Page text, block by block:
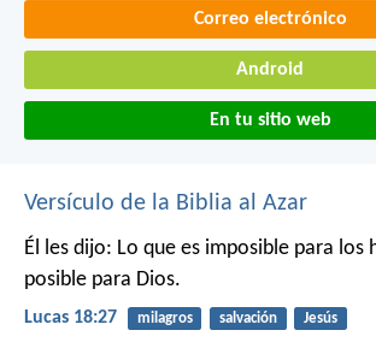
Correo electrónico
Android
En tu sitio web
Versículo de la Biblia al Azar
Él les dijo: Lo que es imposible para los
posible para Dios.
Lucas 18:27 milagros salvación Jesús